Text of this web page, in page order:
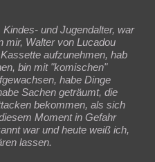
und Jugendalter, war
mir, Walter von Lucadou
aufzunehmen, hab
bin mit "komischen"
habe Dinge
Sachen geträumt, die
bekommen, als sich
Moment in Gefahr
war und heute weiß ich,
lassen.